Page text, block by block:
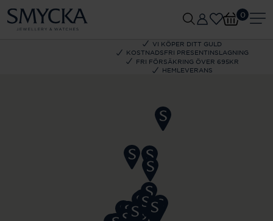
VI KÖPER DITT GULD
KOSTNADSFRI PRESENTINSLAGNING
FRI FÖRSÄKRING ÖVER 695KR
HEMLEVERANS
0